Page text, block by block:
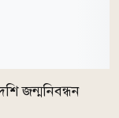
জন্মনিবন্ধন